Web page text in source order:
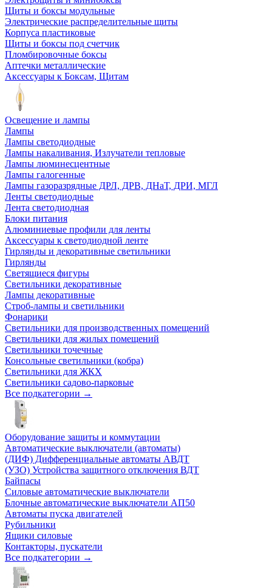
Щиты и боксы модульные
Электрические распределительные щиты
Корпуса пластиковые
Щиты и боксы под счетчик
Пломбировочные боксы
Аптечки металлические
Аксессуары к Боксам, Щитам
Освещение и лампы
Лампы
Лампы светодиодные
Лампы накаливания, Излучатели тепловые
Лампы люминесцентные
Лампы галогенные
Лампы газоразрядные ДРЛ, ДРВ, ДНаТ, ДРИ, МГЛ
Ленты светодиодные
Лента светодиодная
Блоки питания
Алюминиевые профили для ленты
Аксессуары к светодиодной ленте
Гирлянды и декоративные светильники
Гирлянды
Светящиеся фигуры
Светильники декоративные
Лампы декоративные
Строб-лампы и светильники
Фонарики
Светильники для производственных помещений
Светильники для жилых помещений
Светильники точечные
Консольные светильники (кобра)
Светильники для ЖКХ
Светильники садово-парковые
Все подкатегории →
Оборудование защиты и коммутации
Автоматические выключатели (автоматы)
(ДИФ) Дифференциальные автоматы АВДТ
(УЗО) Устройства защитного отключения ВДТ
Байпасы
Силовые автоматические выключатели
Блочные автоматические выключатели АП50
Автоматы пуска двигателей
Рубильники
Ящики силовые
Контакторы, пускатели
Все подкатегории →